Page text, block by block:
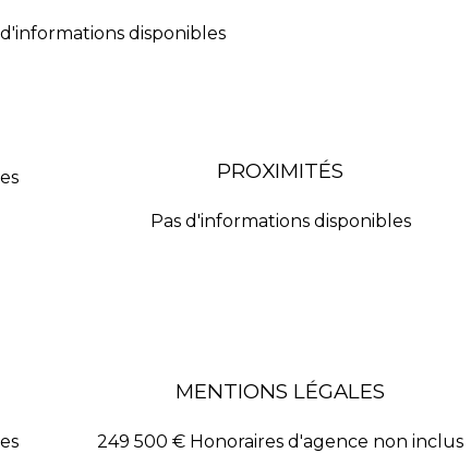
d'informations disponibles
PROXIMITÉS
Pas d'informations disponibles
MENTIONS LÉGALES
249 500 € Honoraires d'agence non inclus